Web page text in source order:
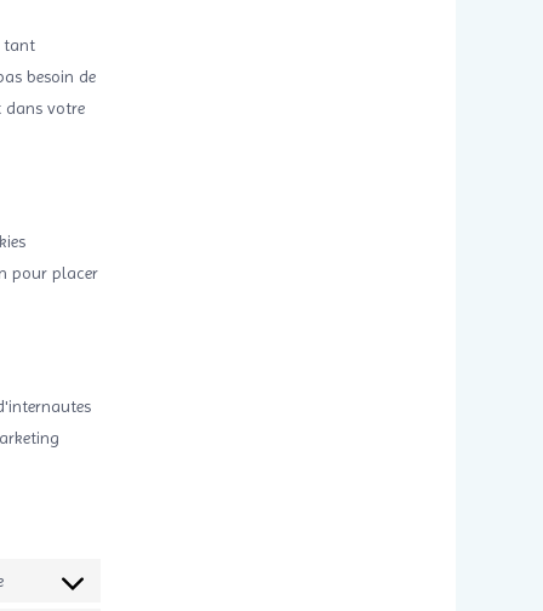
tant
besoin de
dans votre
pour placer
Consentement